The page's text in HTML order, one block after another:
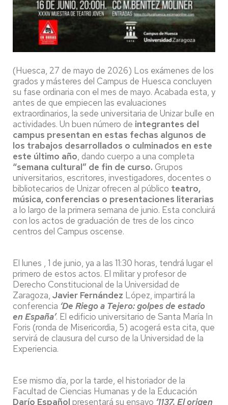
(Huesca, 27 de mayo de 2026) Los exámenes de los
grados y másteres del Campus de Huesca concluyen
su fase ordinaria con el mes de mayo. Acabada esta, y
antes de que empiecen las evaluaciones
extraordinarios, la sede universitaria de Unizar bulle en
actividades. Un buen número de integrantes del
campus presentan en estas fechas algunos de
los trabajos desarrollados o culminados en este
este último año, dando cuerpo a una completa
“semana cultural” de fin de curso. Grupos
universitarios, escritores, investigadores, docentes o
bibliotecarios de Unizar ofrecen al público teatro,
música, conferencias o presentaciones literarias
a lo largo de la primera semana de junio. Esta concluirá
con los actos de graduación de tres de los cinco
centros del Campus oscense.
El lunes , 1 de junio, ya a las 11:30 horas, tendrá lugar el
primero de estos actos. El militar y profesor de
Derecho Constitucional de la Universidad de
Zaragoza, Javier Fernández López, impartirá la
conferencia ‘De Riego a Tejero: golpes de estado
en España’. El edificio universitario de Santa María In
Foris (ronda de Misericordia, 5) acogerá esta cita, que
servirá de clausura del curso de la Universidad de la
Experiencia.
Ese mismo día, por la tarde, el historiador de la
Facultad de Ciencias Humanas y de la Educación
Darío Español presentará su ensayo ‘1137. El origen